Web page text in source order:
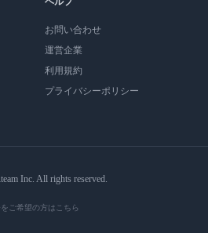
お問い合わせ
運営企業
利用規約
プライバシーポリシー
Inc. All rights reserved.
ご希望の方はこちら